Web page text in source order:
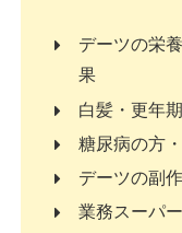
デーツの栄
果
白髪・更年
糖尿病の方
デーツの副
業務スーパ